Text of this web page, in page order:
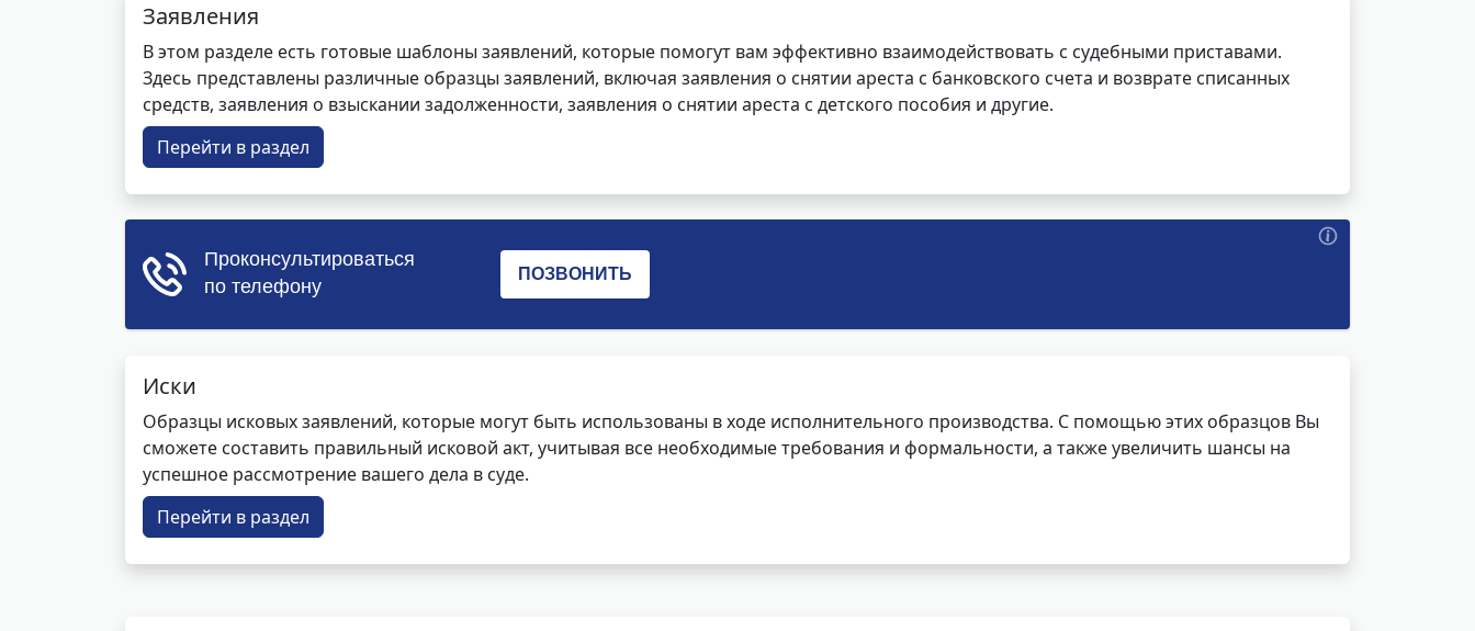
Заявления
В этом разделе есть готовые шаблоны заявлений, которые помогут вам эффективно взаимодействовать с судебными приставами.
Здесь представлены различные образцы заявлений, включая заявления о снятии ареста с банковского счета и возврате списанных
средств, заявления о взыскании задолженности, заявления о снятии ареста с детского пособия и другие.
Перейти в раздел
Иски
Образцы исковых заявлений, которые могут быть использованы в ходе исполнительного производства. С помощью этих образцов Вы
сможете составить правильный исковой акт, учитывая все необходимые требования и формальности, а также увеличить шансы на
успешное рассмотрение вашего дела в суде.
Перейти в раздел